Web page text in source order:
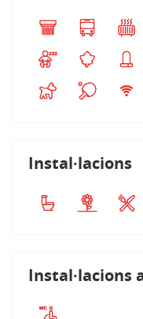
Instal·lacions
Instal·lacions